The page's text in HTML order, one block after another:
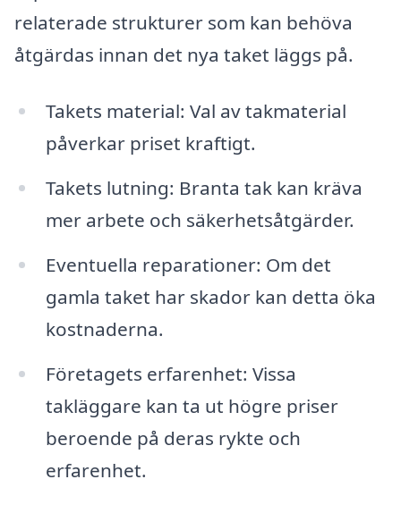
relaterade strukturer som kan behöva
åtgärdas innan det nya taket läggs på.
Takets material: Val av takmaterial
påverkar priset kraftigt.
Takets lutning: Branta tak kan kräva
mer arbete och säkerhetsåtgärder.
Eventuella reparationer: Om det
gamla taket har skador kan detta öka
kostnaderna.
Företagets erfarenhet: Vissa
takläggare kan ta ut högre priser
beroende på deras rykte och
erfarenhet.